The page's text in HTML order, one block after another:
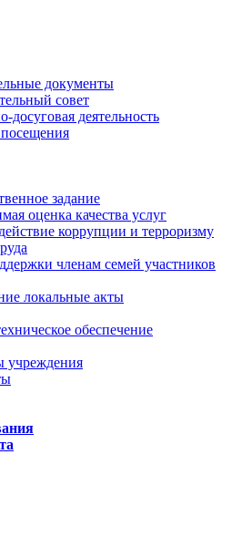
документы
совет
досуговая деятельность
задание
оценка качества услуг
коррупции и терроризму
членам семей участников
локальные акты
обеспечение
учреждения